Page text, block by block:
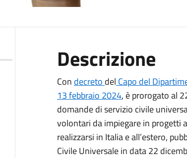
Descrizione
Con decreto del Capo del
13 febbraio 2024, è prorogato al
domande di servizio civile
volontari da impiegare in progetti
realizzarsi in Italia e all’estero,
Civile Universale in data 22